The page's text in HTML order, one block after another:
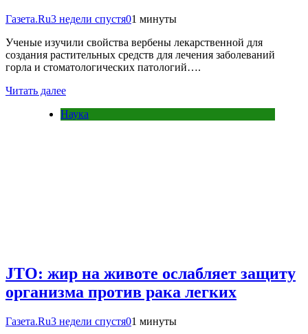
Газета.Ru3 недели спустя01 минуты
Ученые изучили свойства вербены лекарственной для
создания растительных средств для лечения заболеваний
горла и стоматологических патологий….
Читать далее
Наука
JTO: жир на животе ослабляет защиту
организма против рака легких
Газета.Ru3 недели спустя01 минуты